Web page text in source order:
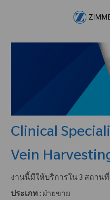
Clinical
Vein
งานนี้มีให้บริการใน 3 สถานที่
ประเภท : ฝ่ายขาย